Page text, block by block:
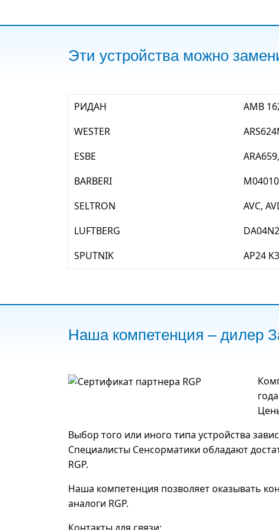
Эти устройства можно
РИДАН
AMB
WESTER
ESBE
BARBERI
SELTRON
AVC,
LUFTBERG
SPUTNIK
AP24
Наша компетенция – дилер
Выбор того или иного типа устройства
Специалисты Сенсорматики обладают
RGP.
Наша компетенция позволяет оказывать
аналоги RGP.
Контакты для связи: